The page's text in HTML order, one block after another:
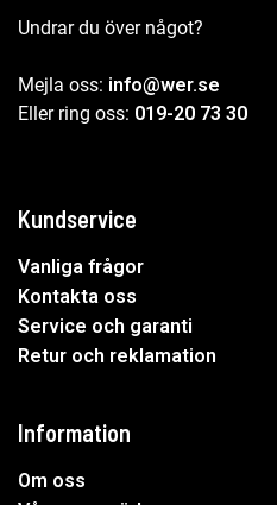
Undrar du över något?
Mejla oss: info@wer.se
Eller ring oss: 019-20 73 30
Kundservice
Vanliga frågor
Kontakta oss
Service och garanti
Retur och reklamation
Information
Om oss